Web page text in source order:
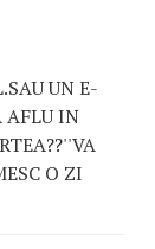
UN E-
AFLU IN
O ZI